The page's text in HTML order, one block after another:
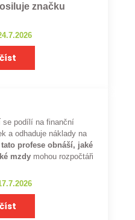
značku
se podílí na finanční
a odhaduje náklady na
profese obnáší, jaké
mzdy mohou rozpočtáři